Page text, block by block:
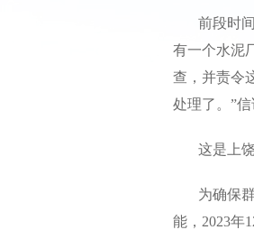
前段时间
有一个水泥
查，并责令
处理了。”
这是上饶
为确保群
能，2023年